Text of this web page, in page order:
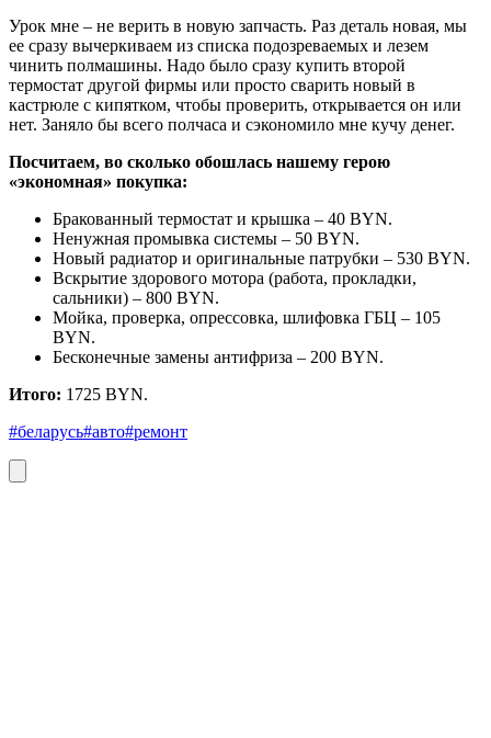
Урок мне – не верить в новую запчасть. Раз деталь новая, мы
ее сразу вычеркиваем из списка подозреваемых и лезем
чинить полмашины. Надо было сразу купить второй
термостат другой фирмы или просто сварить новый в
кастрюле с кипятком, чтобы проверить, открывается он или
нет. Заняло бы всего полчаса и сэкономило мне кучу денег.
Посчитаем, во сколько обошлась нашему герою
«экономная» покупка:
Бракованный термостат и крышка – 40 BYN.
Ненужная промывка системы – 50 BYN.
Новый радиатор и оригинальные патрубки – 530 BYN.
Вскрытие здорового мотора (работа, прокладки,
сальники) – 800 BYN.
Мойка, проверка, опрессовка, шлифовка ГБЦ – 105
BYN.
Бесконечные замены антифриза – 200 BYN.
Итого: 1725 BYN.
#беларусь#авто#ремонт